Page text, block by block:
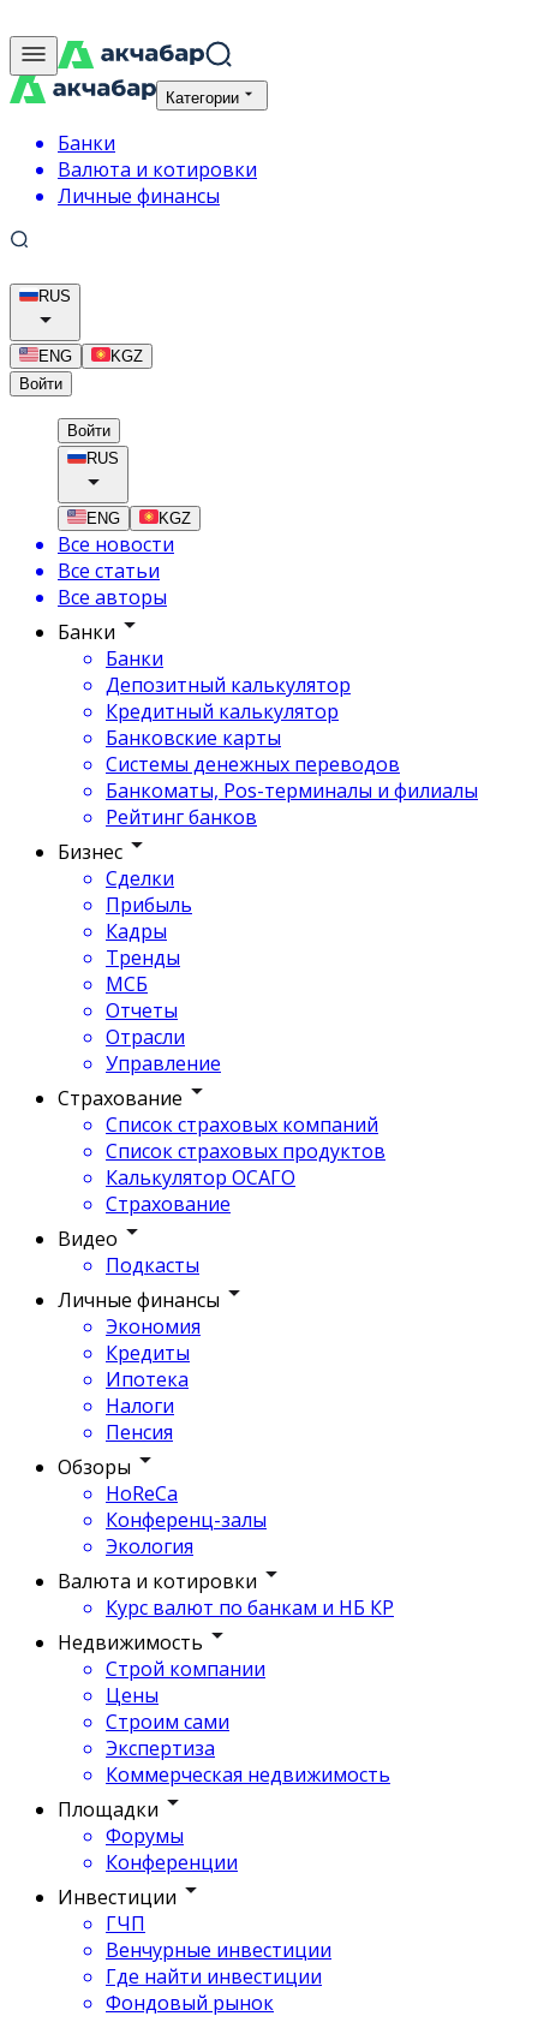
Категории
Банки
Валюта и котировки
Личные финансы
RUS
ENG
KGZ
Войти
Войти
RUS
ENG KGZ
Все новости
Все статьи
Все авторы
Банки
Банки
Депозитный калькулятор
Кредитный калькулятор
Банковские карты
Системы денежных переводов
Банкоматы, Pos-терминалы и филиалы
Рейтинг банков
Бизнес
Сделки
Прибыль
Кадры
Тренды
МСБ
Отчеты
Отрасли
Управление
Страхование
Список страховых компаний
Список страховых продуктов
Калькулятор ОСАГО
Страхование
Видео
Подкасты
Личные финансы
Экономия
Кредиты
Ипотека
Налоги
Пенсия
Обзоры
HoReCa
Конференц-залы
Экология
Валюта и котировки
Курс валют по банкам и НБ КР
Недвижимость
Строй компании
Цены
Строим сами
Экспертиза
Коммерческая недвижимость
Площадки
Форумы
Конференции
Инвестиции
ГЧП
Венчурные инвестиции
Где найти инвестиции
Фондовый рынок